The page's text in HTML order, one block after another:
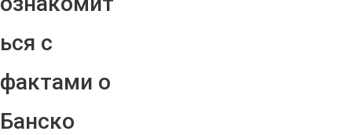
ься с
фактами о
Банско